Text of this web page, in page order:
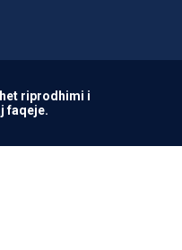
riprodhimi i
faqeje.